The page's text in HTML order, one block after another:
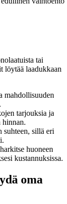
tai
löytää laadukkaan
mahdollisuuden
tarjouksia ja
hinnan.
suhteen, sillä eri
huoneen
kustannuksissa.
oma